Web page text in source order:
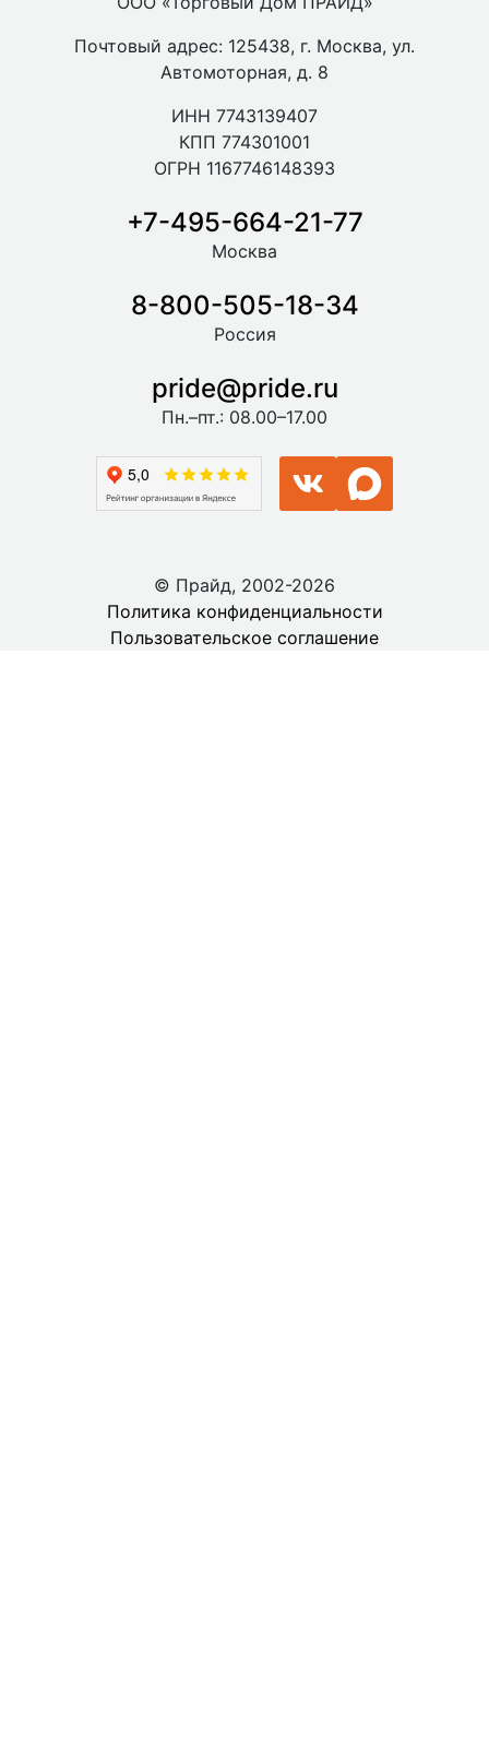
Почтовый адрес: 125438, г. Москва, ул.
Автомоторная, д. 8
ИНН 7743139407
КПП 774301001
ОГРН 1167746148393
+7-495-664-21-77
Москва
8-800-505-18-34
Россия
pride@pride.ru
Пн.–пт.: 08.00–17.00
© Прайд, 2002-2026
Политика конфиденциальности
Пользовательское соглашение